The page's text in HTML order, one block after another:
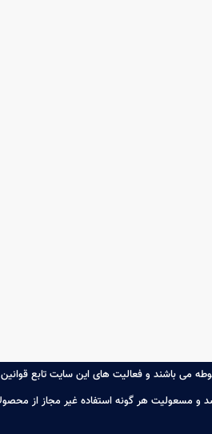
می باشند و فعالیت های این سایت تابع
و مسعولیت هر گونه استفاده غیر مجاز از